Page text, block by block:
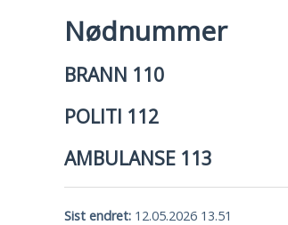
Nødnummer
BRANN 110
POLITI 112
AMBULANSE 113
Sist endret 12.05.2026 13.51